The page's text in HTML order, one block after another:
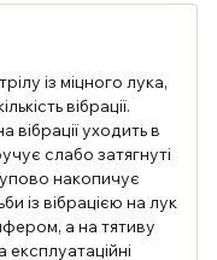
із міцного лука,
вібрації.
вібрації уходить в
слабо затягнуті
накопичує
із вібрацією на лук
а на тятиву